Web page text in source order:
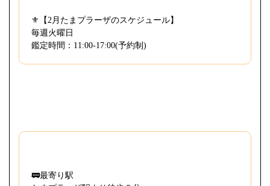
⚜️【2月たまプラーザのスケジュール】
毎週火曜日
鑑定時間：11:00-17:00(予約制)
🚃最寄り駅